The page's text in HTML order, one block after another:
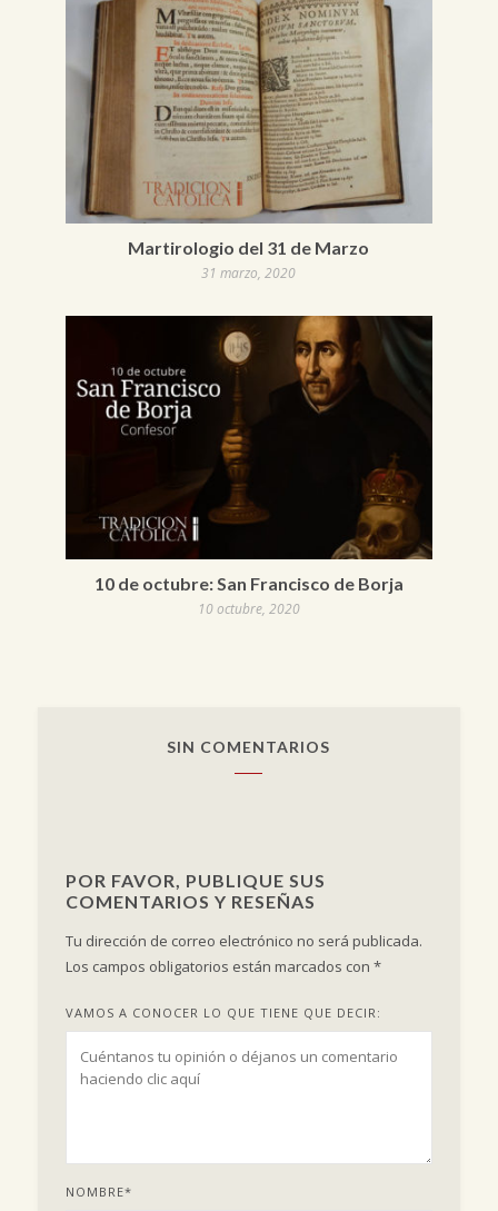
Martirologio del 31 de Marzo
31 marzo, 2020
10 de octubre: San Francisco de Borja
10 octubre, 2020
SIN COMENTARIOS
POR FAVOR, PUBLIQUE SUS
COMENTARIOS Y RESEÑAS
Tu dirección de correo electrónico no será publicada.
Los campos obligatorios están marcados con *
VAMOS A CONOCER LO QUE TIENE QUE DECIR:
NOMBRE*